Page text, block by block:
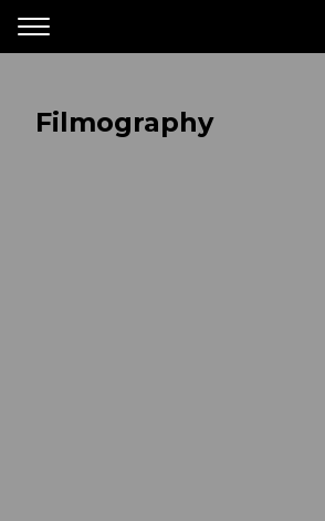
Filmography